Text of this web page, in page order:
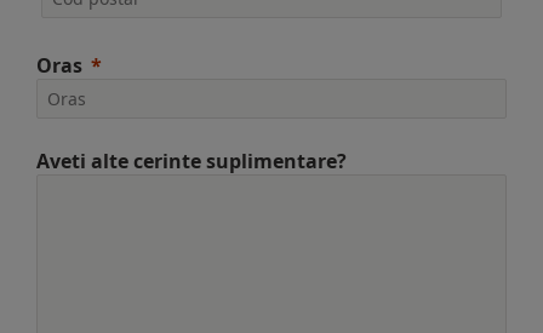
Oras
Aveti alte cerinte suplimentare?